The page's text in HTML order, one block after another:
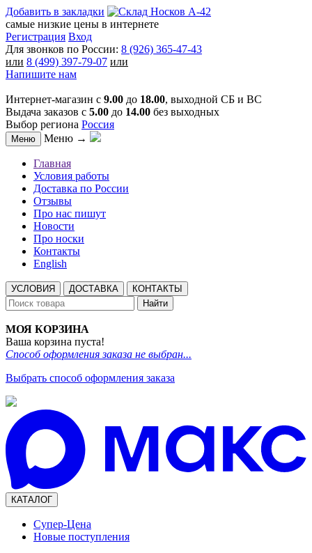
Добавить в закладки
самые низкие цены в интернете
Регистрация Вход
Для звонков по России: 8 (926) 365-47-43
или 8 (499) 397-79-07 или
Напишите нам
Интернет-магазин с 9.00 до 18.00, выходной СБ и ВС
Выдача заказов с 5.00 до 14.00 без выходных
Выбор региона Россия
Меню Меню →
Главная
Условия работы
Доставка по России
Отзывы
Про нас пишут
Новости
Про носки
Контакты
English
УСЛОВИЯ ДОСТАВКА
КОНТАКТЫ
Найти
МОЯ КОРЗИНА
Ваша корзина пуста!
Способ оформления заказа не выбран...
Выбрать способ оформления заказа
КАТАЛОГ
Супер-Цена
Новые поступления